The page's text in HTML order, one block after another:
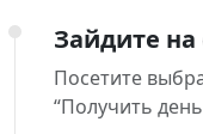
Зайдите на
Посетите
“Получить